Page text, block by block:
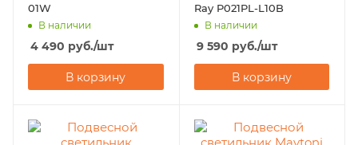
01W
В наличии
4 490 руб./шт
В корзину
Ray P021PL-L10B
В наличии
9 590 руб./шт
В корзину